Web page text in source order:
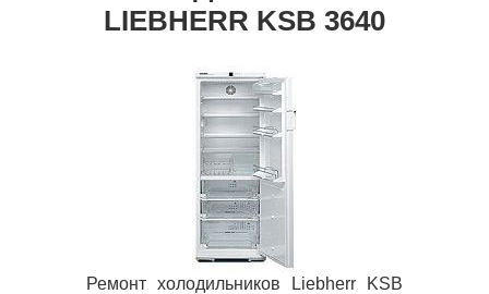
LIEBHERR KSB 3640
Ремонт холодильников Liebherr KSB